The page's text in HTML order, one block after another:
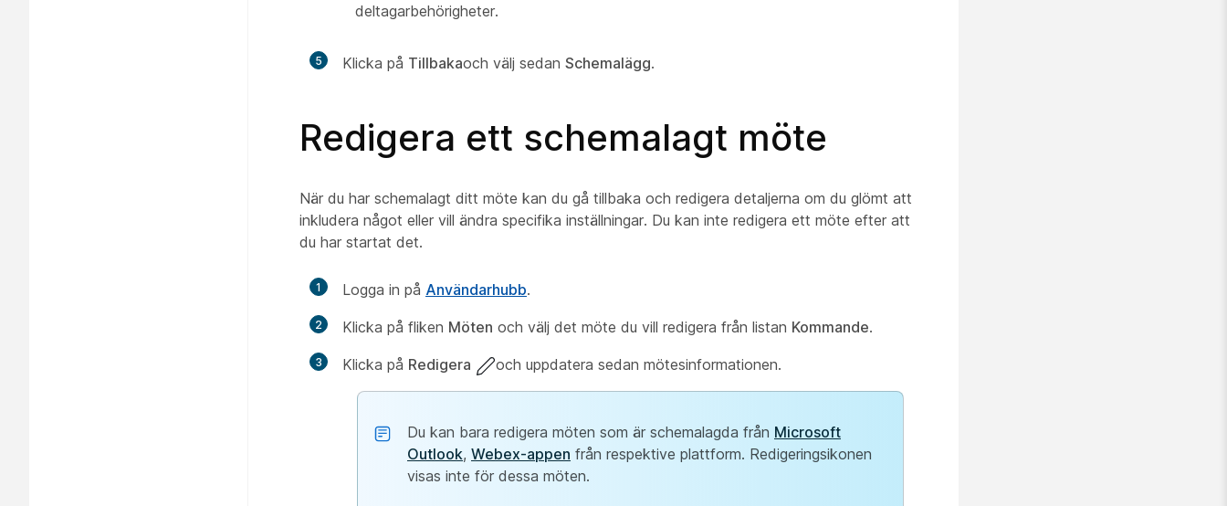
deltagarbehörigheter.
5 Klicka på Tillbakaoch välj sedan Schemalägg.
Redigera ett schemalagt möte
När du har schemalagt ditt möte kan du gå tillbaka och redigera detaljerna om du glömt att
inkludera något eller vill ändra specifika inställningar. Du kan inte redigera ett möte efter att
du har startat det.
1 Logga in på Användarhubb.
2 Klicka på fliken Möten och välj det möte du vill redigera från listan Kommande.
3 Klicka på Redigera och uppdatera sedan mötesinformationen.
Du kan bara redigera möten som är schemalagda från Microsoft
Outlook, Webex-appen från respektive plattform. Redigeringsikonen
visas inte för dessa möten.